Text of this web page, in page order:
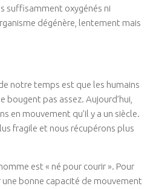
/ au Masculin
& Gain de Masse
suffisamment oxygénés ni
dégénère, lentement mais
notre temps est que les humains
pas assez. Aujourd’hui,
en mouvement qu’il y a un siècle.
fragile et nous récupérons plus
est « né pour courir ». Pour
bonne capacité de mouvement